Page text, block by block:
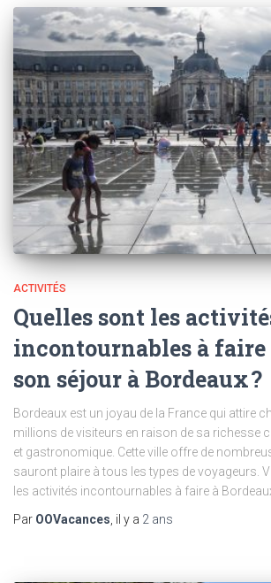
ACTIVITÉS
Quelles sont les
incontournables à faire
son séjour à Bordeaux ?
Bordeaux est un joyau de la France qui attire
millions de visiteurs en raison de sa richesse
et gastronomique. Cette ville offre de
sauront plaire à tous les types de voyageurs.
les activités incontournables à faire à
Par OOVacances , il y a 2 ans